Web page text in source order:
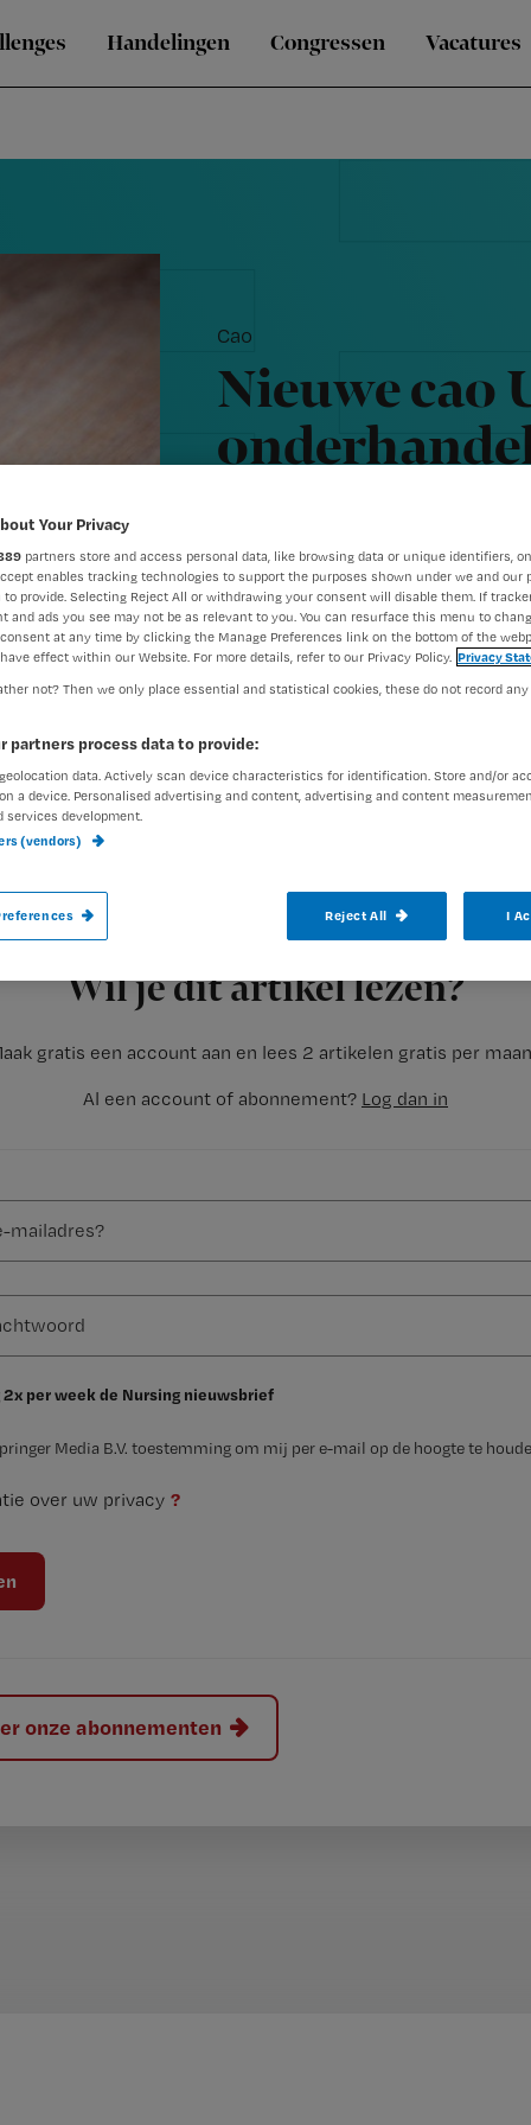
Handelingen Congressen Vacatures
Cao
Nieuwe cao
Auteur:Jeroen Wapenaar15
Registreren
Wil je dit artikel lezen?
gratis een account aan en lees 2 artikelen gratis per
Al een account of abonnement? Log dan in
2x per week de Nursing nieuwsbrief
Media B.V. toestemming om mij per e-mail op de hoogte te
over uw privacy ?
onze abonnementen
Vakbonden en werkgevers
liggen onder andere een
Your Privacy
partners store and access personal data, like browsing data or unique identifiers,
enables tracking technologies to support the purposes shown under we and our
to provide. Selecting Reject All or withdrawing your consent will disable them. If
and ads you see may not be as relevant to you. You can resurface this menu to
at any time by clicking the Manage Preferences link on the bottom of the
effect within our Website. For more details, refer to our Privacy Policy. Privacy
not? Then we only place essential and statistical cookies, these do not record
partners process data to provide:
data. Actively scan device characteristics for identification. Store and/or
a device. Personalised advertising and content, advertising and content
services development.
(vendors)
Reject All I